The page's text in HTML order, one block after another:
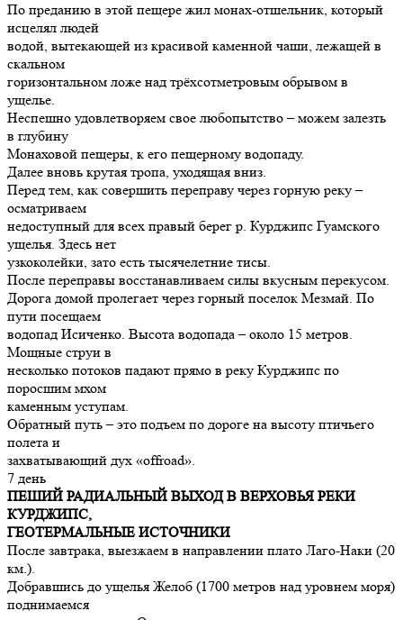
По преданию в этой пещере жил монах-отшельник, который
исцелял людей
водой, вытекающей из красивой каменной чаши, лежащей в
скальном
горизонтальном ложе над трёхсотметровым обрывом в
ущелье.
Неспешно удовлетворяем свое любопытство – можем залезть
в глубину
Монаховой пещеры, к его пещерному водопаду.
Далее вновь крутая тропа, уходящая вниз.
Перед тем, как совершить переправу через горную реку –
осматриваем
недоступный для всех правый берег р. Курджипс Гуамского
ущелья. Здесь нет
узкоколейки, зато есть тысячелетние тисы.
После переправы восстанавливаем силы вкусным перекусом.
Дорога домой пролегает через горный поселок Мезмай. По
пути посещаем
водопад Исиченко. Высота водопада – около 15 метров.
Мощные струи в
несколько потоков падают прямо в реку Курджипс по
поросшим мхом
каменным уступам.
Обратный путь – это подъем по дороге на высоту птичьего
полета и
захватывающий дух «offroad».
7 день
ПЕШИЙ РАДИАЛЬНЫЙ ВЫХОД В ВЕРХОВЬЯ РЕКИ
КУРДЖИПС,
ГЕОТЕРМАЛЬНЫЕ ИСТОЧНИКИ
После завтрака, выезжаем в направлении плато Лаго-Наки (20
км.).
Добравшись до ущелья Желоб (1700 метров над уровнем моря)
поднимаемся